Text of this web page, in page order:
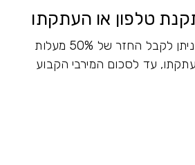
טלפון או העתקתו
בנוסף למענק השנתי, ניתן לקבל החזר של 50% מעלות
עד לסכום המירבי הקבוע